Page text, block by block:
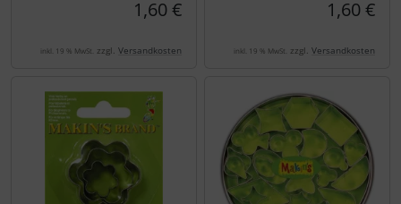
1,60 €
inkl. 19 % MwSt. zzgl. Versandkosten
1,60 €
inkl. 19 % MwSt. zzgl. Versandkosten